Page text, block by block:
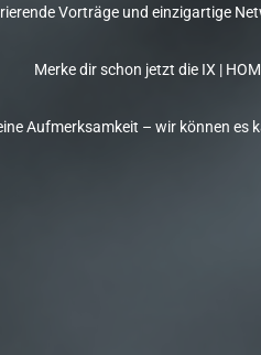
Vorträge und einzigartige
Merke dir schon jetzt die IX |
Aufmerksamkeit – wir können es